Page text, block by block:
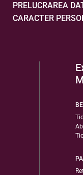
PRELUCRAREA
CARACTER